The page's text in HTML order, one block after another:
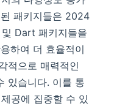
패키지들은 2024
Dart 패키지들을
하여 더 효율적이
적으로 매력적인
있습니다. 이를 통
공에 집중할 수 있